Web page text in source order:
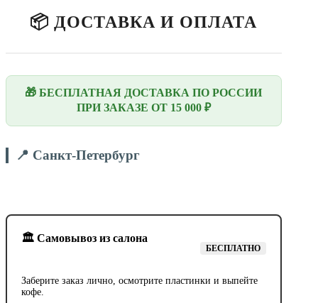
📦 ДОСТАВКА И ОПЛАТА
🎁 БЕСПЛАТНАЯ ДОСТАВКА ПО РОССИИ
ПРИ ЗАКАЗЕ ОТ 15 000 ₽
📍 Санкт-Петербург
🏛️ Самовывоз из салона
БЕСПЛАТНО
Заберите заказ лично, осмотрите пластинки и выпейте
кофе.